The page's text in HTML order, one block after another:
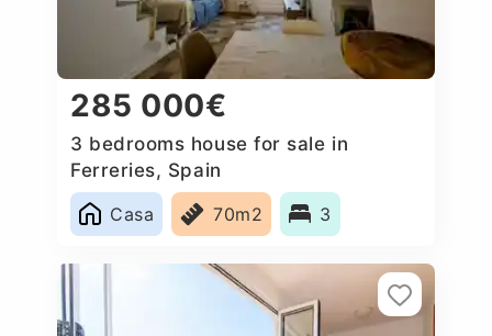
285 000€
3 bedrooms house for sale in
Ferreries, Spain
Casa
70m2 3